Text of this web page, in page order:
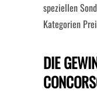
speziellen
Kategorien
DIE